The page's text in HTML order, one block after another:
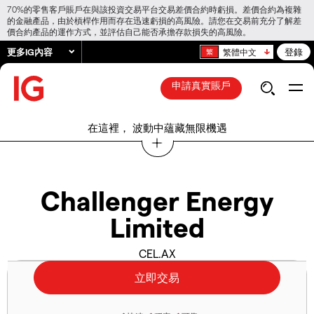
70%的零售客戶賬戶在與該投資交易平台交易差價合約時虧損。差價合約為複雜
的金融產品，由於槓桿作用而存在迅速虧損的高風險。請您在交易前充分了解差
價合約產品的運作方式，並評估自己能否承擔存款損失的高風險。
更多IG內容 繁體中文 登錄
申請真實賬戶
在這裡， 波動中蘊藏無限機遇
Challenger Energy
Limited
CEL.AX